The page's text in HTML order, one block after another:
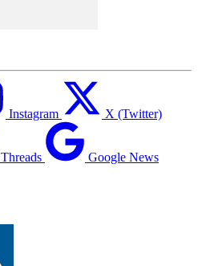
Instagram X (Twitter)
Threads Google News